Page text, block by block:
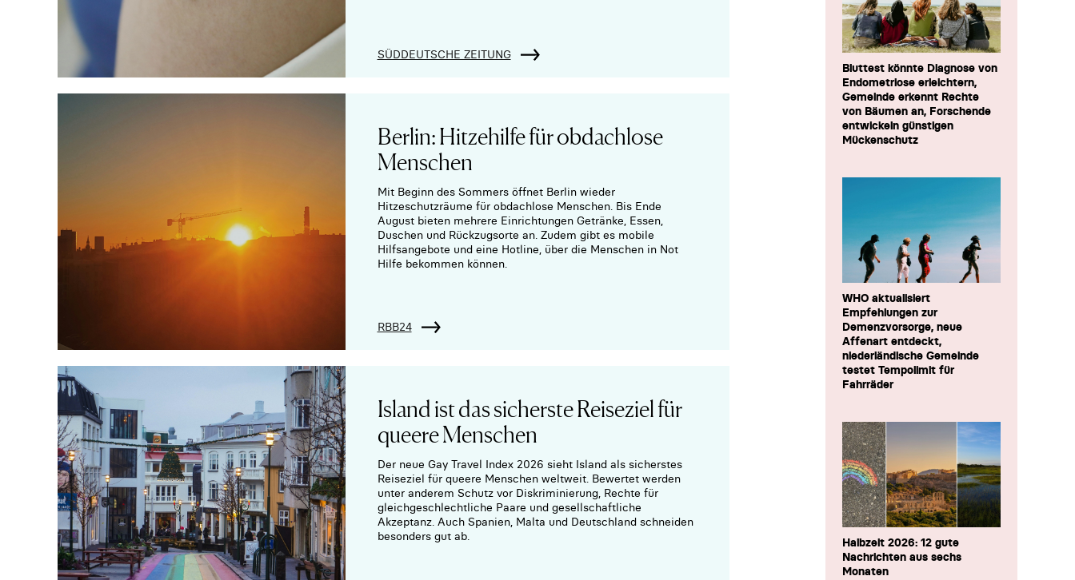
SÜDDEUTSCHE ZEITUNG
Berlin: Hitzehilfe für obdachlose
Menschen
Mit Beginn des Sommers öffnet Berlin wieder
Hitzeschutzräume für obdachlose Menschen. Bis Ende
August bieten mehrere Einrichtungen Getränke, Essen,
Duschen und Rückzugsorte an. Zudem gibt es mobile
Hilfsangebote und eine Hotline, über die Menschen in Not
Hilfe bekommen können.
RBB24
Island ist das sicherste Reiseziel für
queere Menschen
Der neue Gay Travel Index 2026 sieht Island als sicherstes
Reiseziel für queere Menschen weltweit. Bewertet werden
unter anderem Schutz vor Diskriminierung, Rechte für
gleichgeschlechtliche Paare und gesellschaftliche
Akzeptanz. Auch Spanien, Malta und Deutschland schneiden
besonders gut ab.
Bluttest könnte Diagnose von
Endometriose erleichtern,
Gemeinde erkennt Rechte
von Bäumen an, Forschende
entwickeln günstigen
Mückenschutz
WHO aktualisiert
Empfehlungen zur
Demenzvorsorge, neue
Affenart entdeckt,
niederländische Gemeinde
testet Tempolimit für
Fahrräder
Halbzeit 2026: 12 gute
Nachrichten aus sechs
Monaten